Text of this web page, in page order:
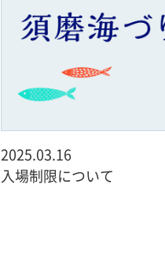
2025.03.16
入場制限について